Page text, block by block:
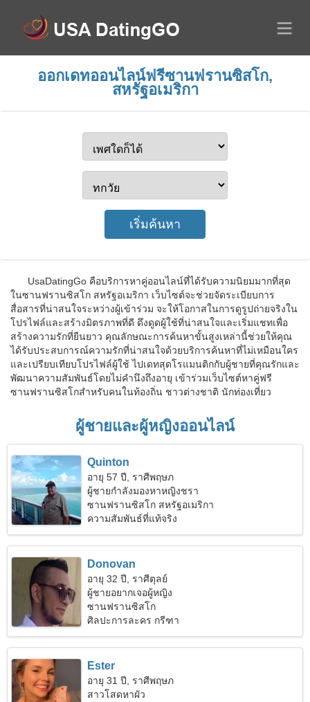
ออกเดทออนไลน์ฟรีซานฟรานซิสโก,
สหรัฐอเมริกา
UsaDatingGo คือบริการหาคู่ออนไลน์ที่ได้รับความนิยมมากที่สุด
ในซานฟรานซิสโก สหรัฐอเมริกา เว็บไซต์จะช่วยจัดระเบียบการ
สื่อสารที่น่าสนใจระหว่างผู้เข้าร่วม จะให้โอกาสในการดูรูปถ่ายจริงใน
โปรไฟล์และสร้างมิตรภาพที่ดี ดึงดูดผู้ใช้ที่น่าสนใจและเริ่มแชทเพื่อ
สร้างความรักที่ยืนยาว คุณลักษณะการค้นหาขั้นสูงเหล่านี้ช่วยให้คุณ
ได้รับประสบการณ์ความรักที่น่าสนใจด้วยบริการค้นหาที่ไม่เหมือนใคร
และเปรียบเทียบโปรไฟล์ผู้ใช้ ไปเดทสุดโรแมนติกกับผู้ชายที่คุณรักและ
พัฒนาความสัมพันธ์โดยไม่คำนึงถึงอายุ เข้าร่วมเว็บไซต์หาคู่ฟรี
ซานฟรานซิสโกสำหรับคนในท้องถิ่น ชาวต่างชาติ นักท่องเที่ยว
ผู้ชายและผู้หญิงออนไลน์
Quinton
อายุ 57 ปี, ราศีพฤษภ
ผู้ชายกำลังมองหาหญิงชรา
ซานฟรานซิสโก สหรัฐอเมริกา
ความสัมพันธ์ที่แท้จริง
Donovan
อายุ 32 ปี, ราศีตุลย์
ผู้ชายอยากเจอผู้หญิง
ซานฟรานซิสโก
ศิลปะการละคร กรีฑา
Ester
อายุ 31 ปี, ราศีพฤษภ
สาวโสดหาผัว